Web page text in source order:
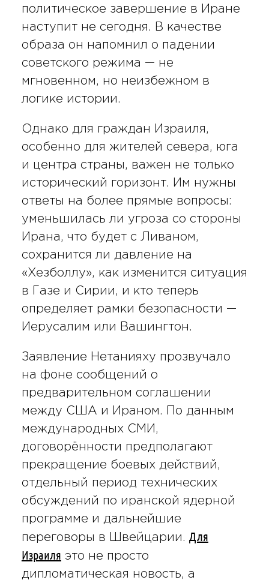
политическое завершение в Иране
наступит не сегодня. В качестве
образа он напомнил о падении
советского режима — не
мгновенном, но неизбежном в
логике истории.
Однако для граждан Израиля,
особенно для жителей севера, юга
и центра страны, важен не только
исторический горизонт. Им нужны
ответы на более прямые вопросы:
уменьшилась ли угроза со стороны
Ирана, что будет с Ливаном,
сохранится ли давление на
«Хезболлу», как изменится ситуация
в Газе и Сирии, и кто теперь
определяет рамки безопасности —
Иерусалим или Вашингтон.
Заявление Нетанияху прозвучало
на фоне сообщений о
предварительном соглашении
между США и Ираном. По данным
международных СМИ,
договорённости предполагают
прекращение боевых действий,
отдельный период технических
обсуждений по иранской ядерной
программе и дальнейшие
переговоры в Швейцарии. Для
Израиля это не просто
дипломатическая новость, а